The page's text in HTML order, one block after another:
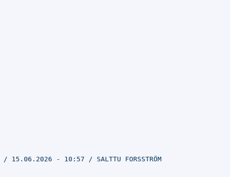
15.06.2026 - 10:57 SALTTU FORSSTRÖM